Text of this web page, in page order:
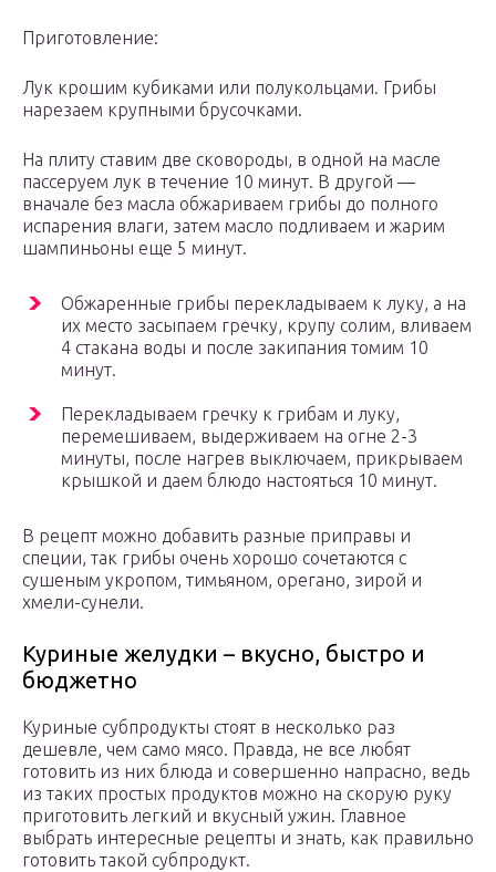
Приготовление:
Лук крошим кубиками или полукольцами. Грибы
нарезаем крупными брусочками.
На плиту ставим две сковороды, в одной на масле
пассеруем лук в течение 10 минут. В другой —
вначале без масла обжариваем грибы до полного
испарения влаги, затем масло подливаем и жарим
шампиньоны еще 5 минут.
Обжаренные грибы перекладываем к луку, а на
их место засыпаем гречку, крупу солим, вливаем
4 стакана воды и после закипания томим 10
минут.
Перекладываем гречку к грибам и луку,
перемешиваем, выдерживаем на огне 2-3
минуты, после нагрев выключаем, прикрываем
крышкой и даем блюдо настояться 10 минут.
В рецепт можно добавить разные приправы и
специи, так грибы очень хорошо сочетаются с
сушеным укропом, тимьяном, орегано, зирой и
хмели-сунели.
Куриные желудки – вкусно, быстро и
бюджетно
Куриные субпродукты стоят в несколько раз
дешевле, чем само мясо. Правда, не все любят
готовить из них блюда и совершенно напрасно, ведь
из таких простых продуктов можно на скорую руку
приготовить легкий и вкусный ужин. Главное
выбрать интересные рецепты и знать, как правильно
готовить такой субпродукт.